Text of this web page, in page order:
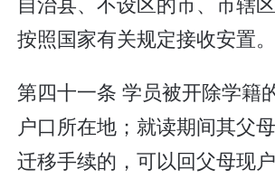
按照国家有关规定接收安置。
第四十一条 学员被开除学籍
户口所在地；就读期间其父
迁移手续的，可以回父母现